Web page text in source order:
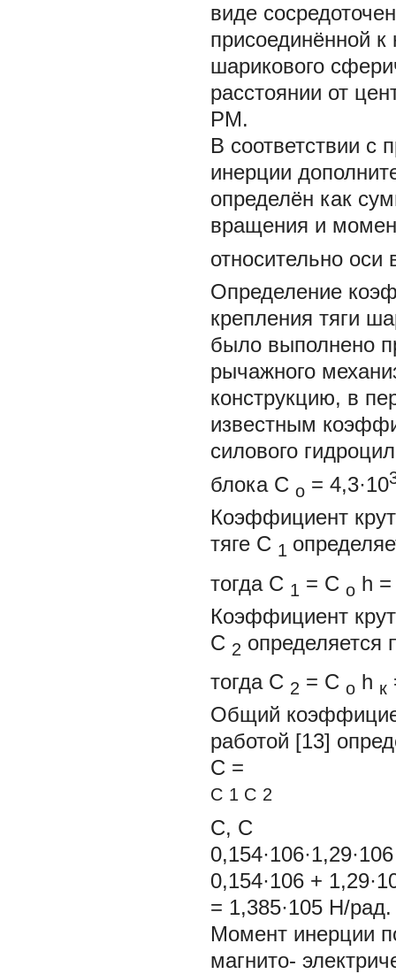
виде
присоединённой к
шарикового
расстоянии от
РМ.
В соответствии
инерции
определён как
вращения и
относительно
Определение
крепления тяги
было выполнено
рычажного
конструкцию, в
известным
силового
блока С о = 4,3·10
Коэффициент
тяге С 1
тогда С 1 = С о h =
Коэффициент
С 2
тогда С 2 = С о h к
Общий
работой [13]
C =
C 1 C 2
C, C
0,154·106·1,29·106
0,154·106 +
= 1,385·105 Н/рад.
Момент инерции
магнито-